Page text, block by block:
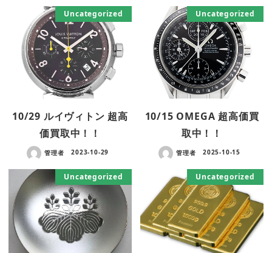
Uncategorized
10/29 ルイヴィトン 超高
価買取中！！
管理者 2023-10-29
Uncategorized
10/15 OMEGA 超高価買
取中！！
管理者 2025-10-15
Uncategorized Uncategorized